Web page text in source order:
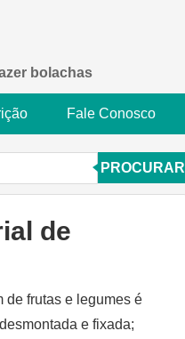
bolachas
Fale Conosco
PROCURAR
de
de frutas e legumes é
e fixada;